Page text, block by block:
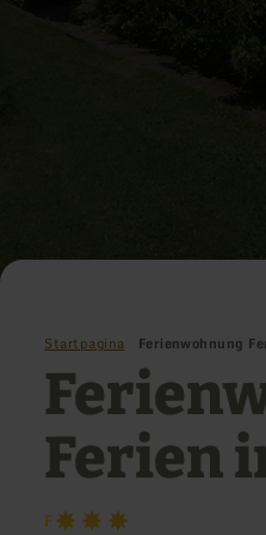
Startpagina Ferienwohnung
Ferien
F